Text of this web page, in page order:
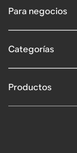
Para negocios
Categorías
Productos